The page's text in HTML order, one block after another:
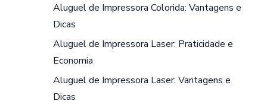
Aluguel de Impressora Colorida: Vantagens e
Dicas
Aluguel de Impressora Laser: Praticidade e
Economia
Aluguel de Impressora Laser: Vantagens e
Dicas